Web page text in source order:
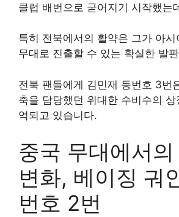
클럽 배번으로 굳어지기 시작했는
특히 전북에서의 활약은 그가 아시
무대로 진출할 수 있는 확실한 발
전북 팬들에게 김민재 등번호 3번
축을 담당했던 위대한 수비수의
억되고 있습니다.
중국 무대에서
변화, 베이징 궈
번호 2번